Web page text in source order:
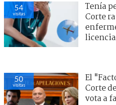
54
visitas
Tenía
Corte
licencia
50
visitas
El
Corte
vota a